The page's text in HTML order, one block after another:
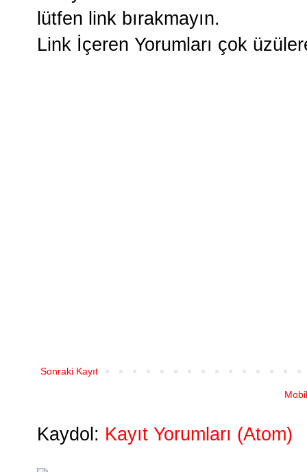
lütfen link bırakmayın.
Link İçeren Yorumları çok
Sonraki Kayıt
Kaydol: Kayıt Yorumları (Atom)